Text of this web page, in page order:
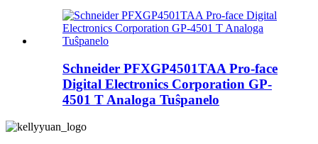
Schneider PFXGP4501TAA Pro-face
Digital Electronics Corporation GP-
4501 T Analoga Tuŝpanelo